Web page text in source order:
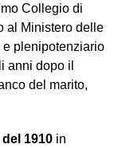
Collegio di
al Ministero delle
e plenipotenziario
anni dopo il
del marito,
1910 in